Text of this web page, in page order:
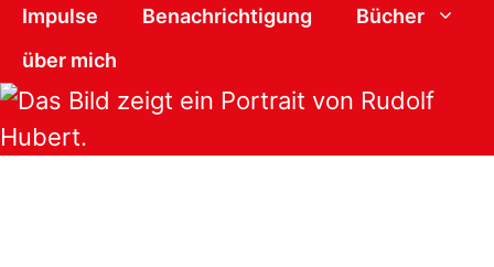
Impulse
Benachrichtigung
Bücher
über mich